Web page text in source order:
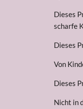
Dieses
scharfe
Dieses
Von
Dieses
Nicht in